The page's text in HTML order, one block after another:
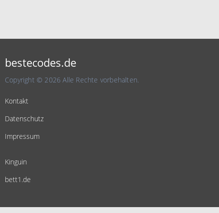
bestecodes.de
Copyright © 2026 Alle Rechte vorbehalten.
Kontakt
Datenschutz
Impressum
Kinguin
bett1.de